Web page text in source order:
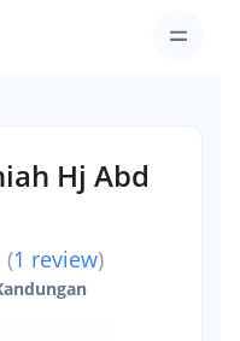
Hj Abd
(1 review)